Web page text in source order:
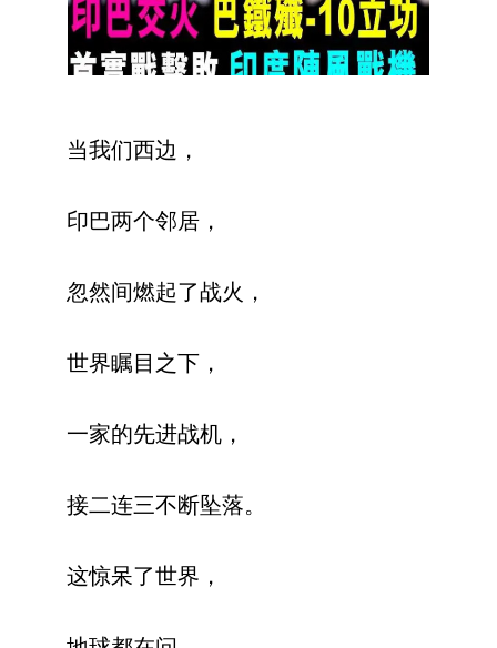
当我们西边，
印巴两个邻居，
忽然间燃起了战火，
世界瞩目之下，
一家的先进战机，
接二连三不断坠落。
这惊呆了世界，